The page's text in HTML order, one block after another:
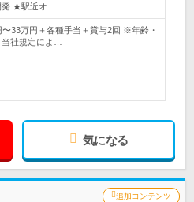
発 ★駅近オ…
〜33万円＋各種手当＋賞与2回 ※年齢・
社規定によ…
気になる
追加コンテンツ